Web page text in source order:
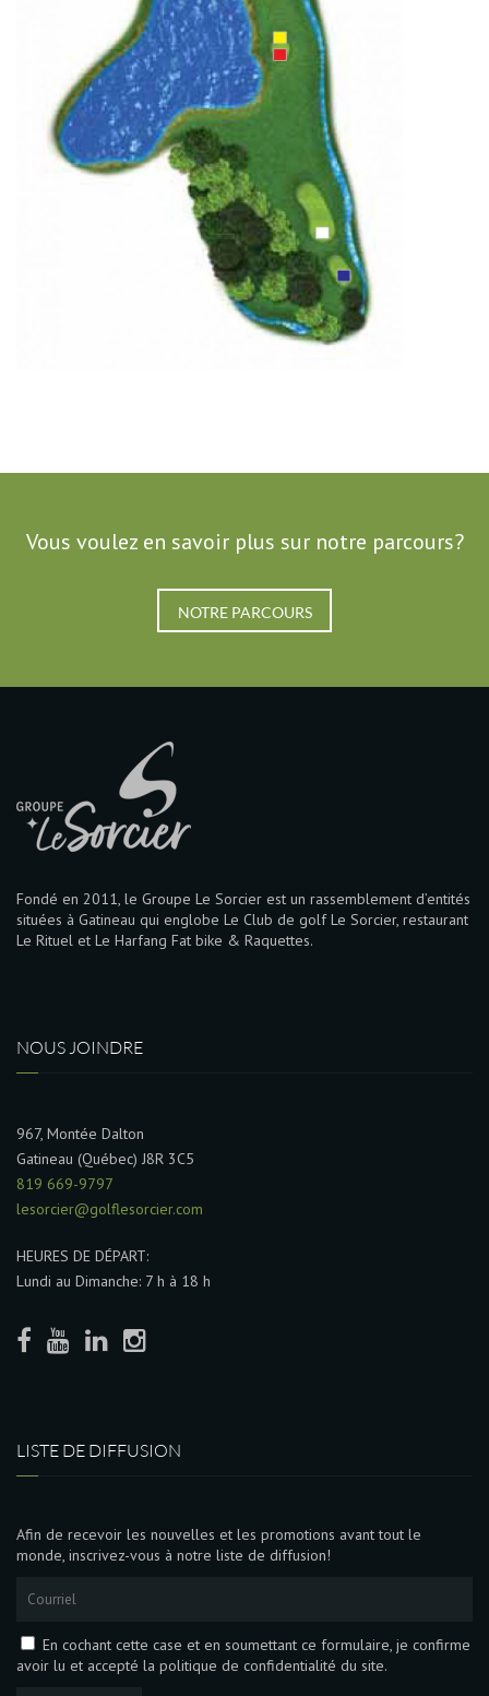
Vous voulez en savoir plus sur notre parcours?
NOTRE PARCOURS
Fondé en 2011, le Groupe Le Sorcier est un rassemblement d’entités
situées à Gatineau qui englobe Le Club de golf Le Sorcier, restaurant
Le Rituel et Le Harfang Fat bike & Raquettes.
NOUS JOINDRE
967, Montée Dalton
Gatineau (Québec) J8R 3C5
819 669-9797
lesorcier@golflesorcier.com
HEURES DE DÉPART:
Lundi au Dimanche: 7 h à 18 h
LISTE DE DIFFUSION
Afin de recevoir les nouvelles et les promotions avant tout le
monde, inscrivez-vous à notre liste de diffusion!
En cochant cette case et en soumettant ce formulaire, je confirme
avoir lu et accepté la politique de confidentialité du site.